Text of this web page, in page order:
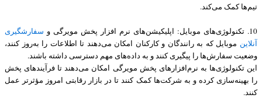
تیم‌ها کمک می‌کند.
10. تکنولوژی‌های موبایل: اپلیکیشن‌های نرم افزار پخش مویرگی و
سفارشگیری
آنلاین موبایل که به رانندگان و کارکنان امکان می‌دهند تا اطلاعات را به‌روز کنند،
وضعیت سفارش‌ها را پیگیری کنند و به داده‌های مهم دسترسی داشته باشند.
این تکنولوژی‌ها به نرم‌افزارهای پخش مویرگی امکان می‌دهند تا فرآیندهای پخش
را بهینه‌سازی کرده و به شرکت‌ها کمک کنند تا در بازار رقابتی امروز مؤثرتر عمل
کنند.